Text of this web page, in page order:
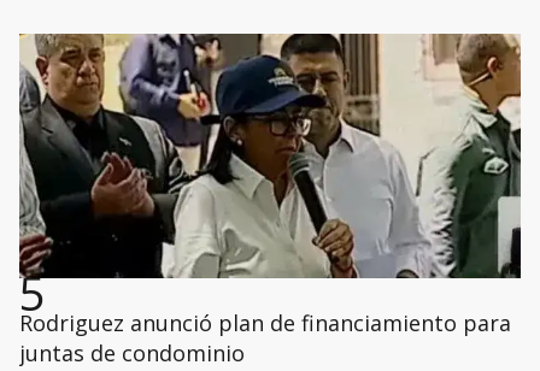
5
Rodriguez anunció plan de financiamiento para
juntas de condominio